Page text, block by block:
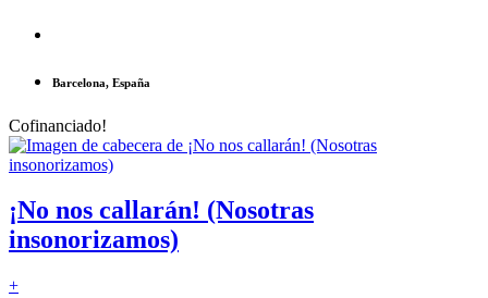
Barcelona, España
Cofinanciado!
¡No nos callarán! (Nosotras
insonorizamos)
+